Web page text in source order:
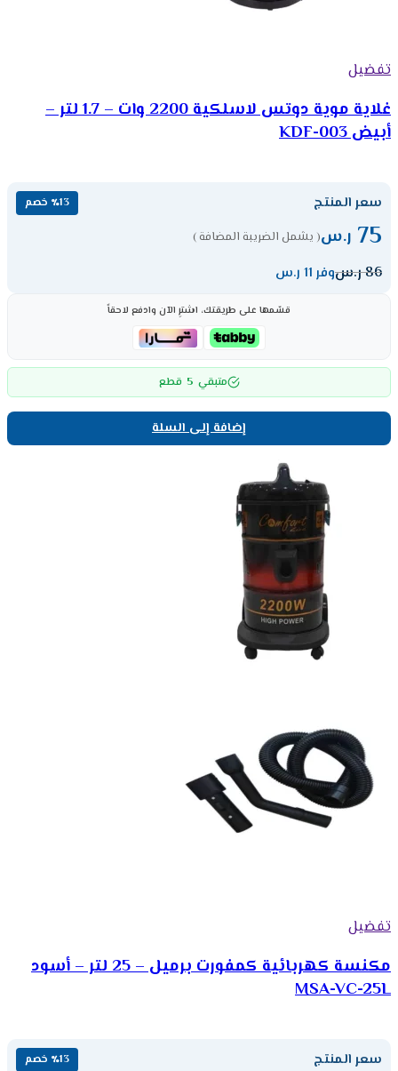
تفضيل
غلاية موية دوتس لاسلكية 2200 وات – 1.7 لتر –
أبيض KDF-003
سعر المنتج ٪13 خصم
75 ر.س( يشمل الضريبة المضافة )
86ر.سوفر 11 ر.س
قسّمها على طريقتك، اشترِ الآن وادفع لاحقاً
متبقي 5 قطع
إضافة إلى السلة
تفضيل
مكنسة كهربائية كمفورت برميل – 25 لتر – أسود
MSA-VC-25L
سعر المنتج ٪13 خصم